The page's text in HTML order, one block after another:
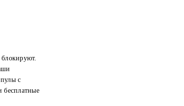
с
бесплатные